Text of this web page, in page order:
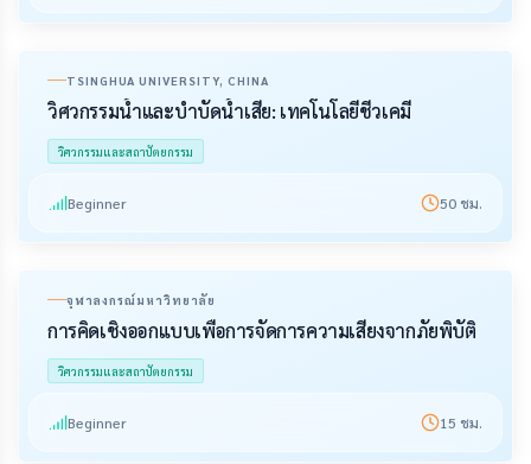
TSINGHUA UNIVERSITY, CHINA
วิศวกรรมน้ำและบำบัดน้ำเสีย: เทคโนโลยีชีวเคมี
วิศวกรรมและสถาปัตยกรรม
Beginner 50 ชม.
จุฬาลงกรณ์มหาวิทยาลัย
การคิดเชิงออกแบบเพื่อการจัดการความเสี่ยงจากภัยพิบัติ
วิศวกรรมและสถาปัตยกรรม
Beginner 15 ชม.